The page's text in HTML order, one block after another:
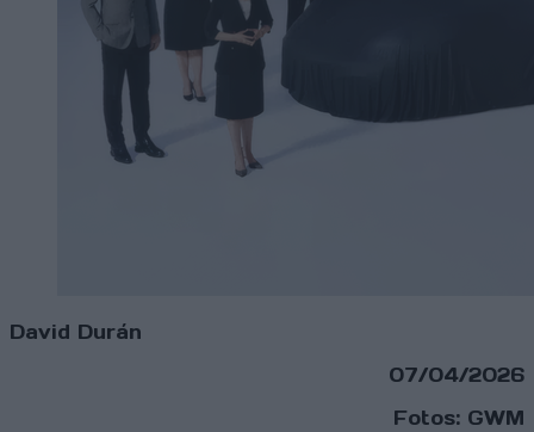
David Durán
07/04/2026
Fotos: GWM